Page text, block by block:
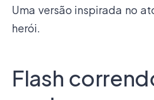
Uma versão inspirada no
herói.
Flash